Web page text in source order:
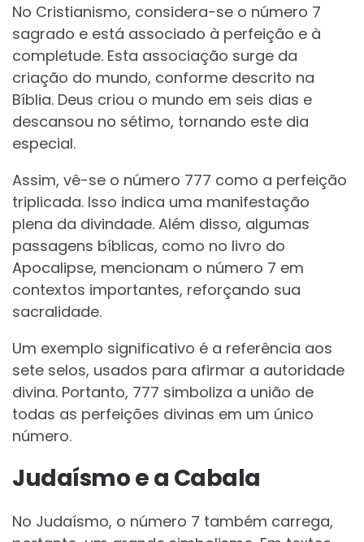
No Cristianismo, considera-se o número 7
sagrado e está associado à perfeição e à
completude. Esta associação surge da
criação do mundo, conforme descrito na
Bíblia. Deus criou o mundo em seis dias e
descansou no sétimo, tornando este dia
especial.
Assim, vê-se o número 777 como a perfeição
triplicada. Isso indica uma manifestação
plena da divindade. Além disso, algumas
passagens bíblicas, como no livro do
Apocalipse, mencionam o número 7 em
contextos importantes, reforçando sua
sacralidade.
Um exemplo significativo é a referência aos
sete selos, usados para afirmar a autoridade
divina. Portanto, 777 simboliza a união de
todas as perfeições divinas em um único
número.
Judaísmo e a Cabala
No Judaísmo, o número 7 também carrega,